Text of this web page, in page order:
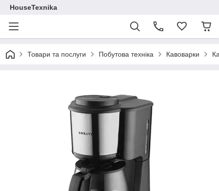
HouseTexnika
Товари та послуги Побутова техніка Кавоварки